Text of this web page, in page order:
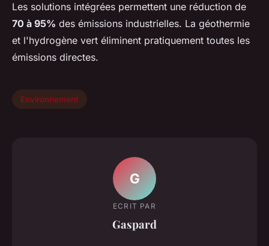
Les solutions intégrées permettent une réduction de
70 à 95% des émissions industrielles. La géothermie
et l'hydrogène vert éliminent pratiquement toutes les
émissions directes.
Environnement
G
ECRIT PAR
Gaspard